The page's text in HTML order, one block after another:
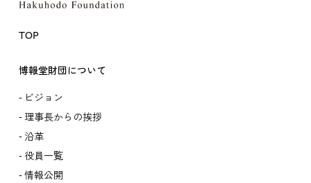
TOP
博報堂財団について
ビジョン
理事長からの挨拶
沿革
役員一覧
情報公開